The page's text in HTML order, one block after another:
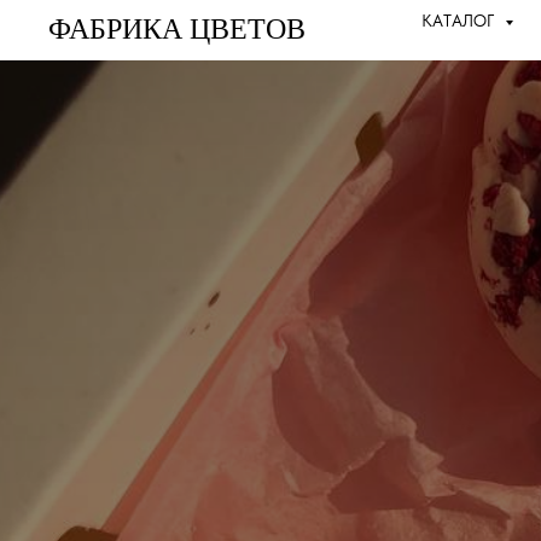
ФАБРИКА ЦВЕТОВ КАТАЛОГ
ФАБРИКА ЦВЕТОВ КАТАЛОГ